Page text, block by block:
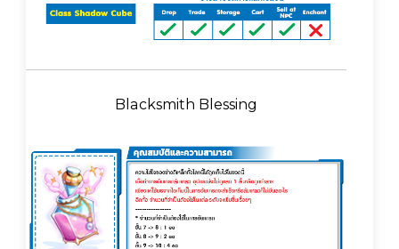
Blacksmith Blessing